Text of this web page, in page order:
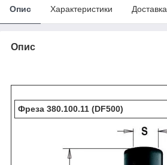
Опис Характеристики Доставка
Опис
Фреза 380.100.11 (DF500)